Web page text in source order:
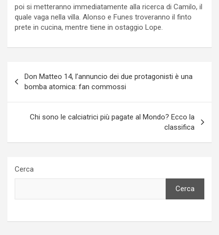
poi si metteranno immediatamente alla ricerca di Camilo, il
quale vaga nella villa. Alonso e Funes troveranno il finto
prete in cucina, mentre tiene in ostaggio Lope.
articoli
Don Matteo 14, l’annuncio dei due protagonisti è una
bomba atomica: fan commossi
Chi sono le calciatrici più pagate al Mondo? Ecco la
classifica
Cerca
Cerca